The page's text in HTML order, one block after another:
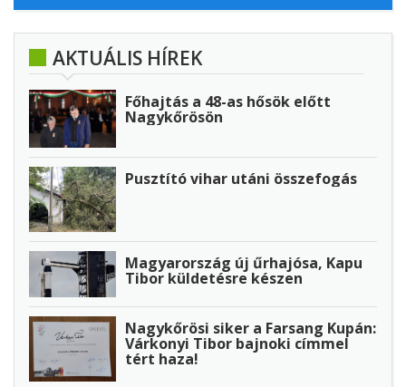
AKTUÁLIS HÍREK
Főhajtás a 48-as hősök előtt
Nagykőrösön
Pusztító vihar utáni összefogás
Magyarország új űrhajósa, Kapu
Tibor küldetésre készen
Nagykőrösi siker a Farsang Kupán:
Várkonyi Tibor bajnoki címmel
tért haza!